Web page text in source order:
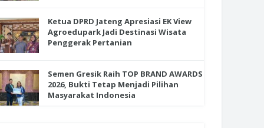
Ketua DPRD Jateng Apresiasi EK View
Agroedupark Jadi Destinasi Wisata
Penggerak Pertanian
Semen Gresik Raih TOP BRAND AWARDS
2026, Bukti Tetap Menjadi Pilihan
Masyarakat Indonesia